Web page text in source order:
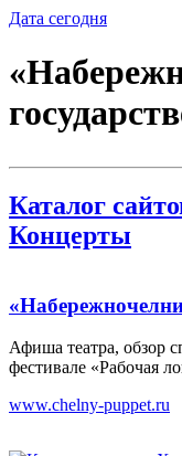
Дата сегодня
Каталог
Концерты
Афиша театра, обзор
фестивале «Рабочая
www.chelny-puppet.ru